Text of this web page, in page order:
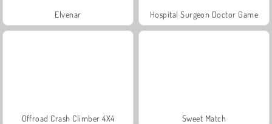
Elvenar Hospital Surgeon Doctor Game
Offroad Crash Climber 4X4 Sweet Match